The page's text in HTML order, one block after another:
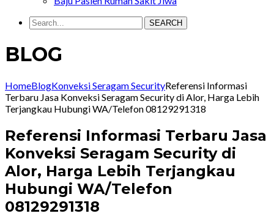
SEARCH
BLOG
HomeBlogKonveksi Seragam SecurityReferensi Informasi
Terbaru Jasa Konveksi Seragam Security di Alor, Harga Lebih
Terjangkau Hubungi WA/Telefon 08129291318
Referensi Informasi Terbaru Jasa
Konveksi Seragam Security di
Alor, Harga Lebih Terjangkau
Hubungi WA/Telefon
08129291318